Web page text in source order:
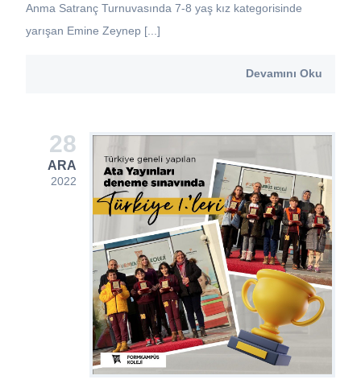
Anma Satranç Turnuvasında 7-8 yaş kız kategorisinde
yarışan Emine Zeynep [...]
Devamını Oku
28
ARA
2022